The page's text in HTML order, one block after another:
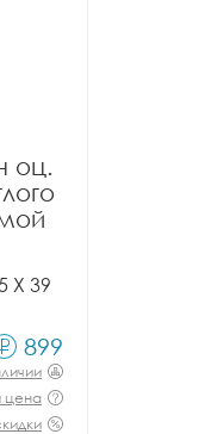
оц.
X 39
899
цена